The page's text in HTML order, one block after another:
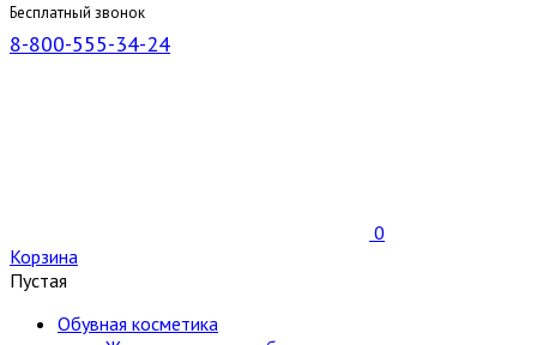
Бесплатный звонок
8-800-555-34-24
0
Корзина
Пустая
Обувная косметика